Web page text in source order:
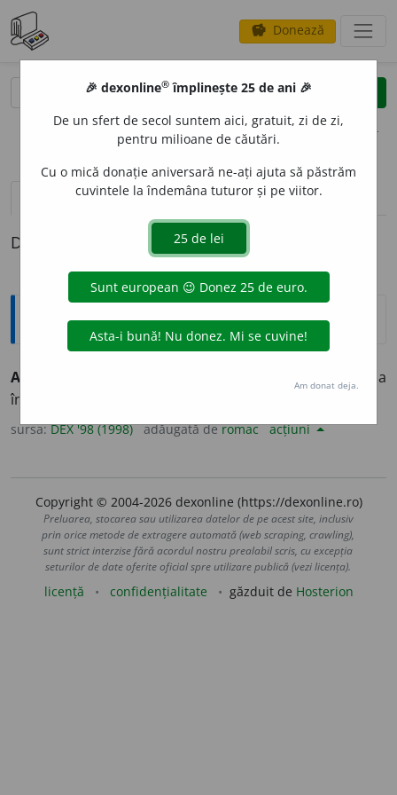
savings Donează
clear
opțiuni
definiții (1) pronunțievolume_up (3)
Definiția cu ID-ul 30236:
Explicative DEX
ARH
) Căpetenie a
îngerilor. – Din
sursa:DEX '98 (1998) adăugată deromac acțiuni
Copyright © 2004-2026 dexonline (https://dexonline.ro)
Preluarea, stocarea sau utilizarea datelor de pe acest site, inclusiv
prin orice metode de extragere automată (web scraping, crawling),
sunt strict interzise fără acordul nostru prealabil scris, cu excepția
seturilor de date oferite oficial spre utilizare publică (vezi licența).
licență confidențialitate găzduit de Hosterion
🎉 dexonline® împlinește 25 de ani 🎉
De un sfert de secol suntem aici, gratuit, zi de zi,
pentru milioane de căutări.
Cu o mică donație aniversară ne-ați ajuta să păstrăm
cuvintele la îndemâna tuturor și pe viitor.
Am donat deja.